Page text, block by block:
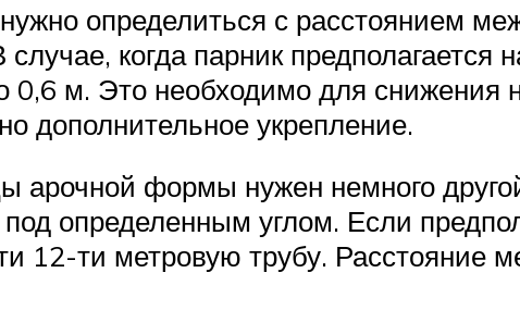
определиться с расстоянием
когда парник предполагается
0,6 м. Это необходимо для снижения
дополнительное укрепление.
арочной формы нужен немного
под определенным углом. Если
12-ти метровую трубу. Расстояние